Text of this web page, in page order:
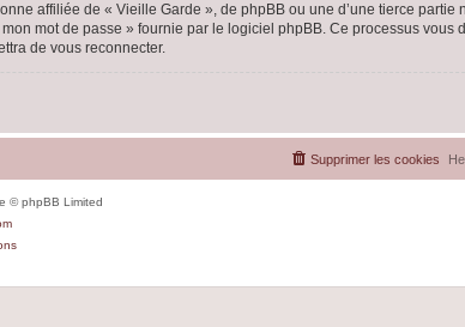
affiliée de « Vieille Garde », de phpBB ou une d’une tierce partie
mot de passe » fournie par le logiciel phpBB. Ce processus vous
de vous reconnecter.
Supprimer les cookies
© phpBB Limited